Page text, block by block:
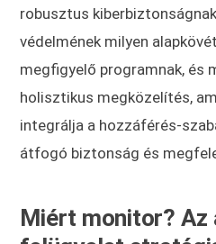
robusztus
védelmének milyen
megfigyelő programnak, és
holisztikus megközelítés,
integrálja a hozzáférés-
átfogó biztonság és
Miért monitor? Az